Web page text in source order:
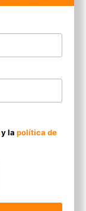
y la política de